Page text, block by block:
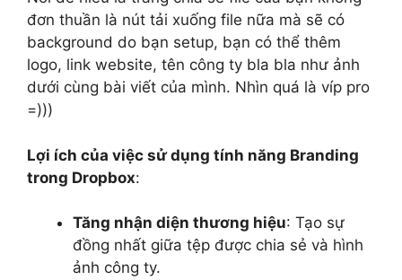
đơn thuần là nút tải xuống file nữa mà sẽ có
background do bạn setup, bạn có thể thêm
logo, link website, tên công ty bla bla như ảnh
dưới cùng bài viết của mình. Nhìn quá là víp pro
=)))
Lợi ích của việc sử dụng tính năng Branding
trong Dropbox:
Tăng nhận diện thương hiệu: Tạo sự
đồng nhất giữa tệp được chia sẻ và hình
ảnh công ty.